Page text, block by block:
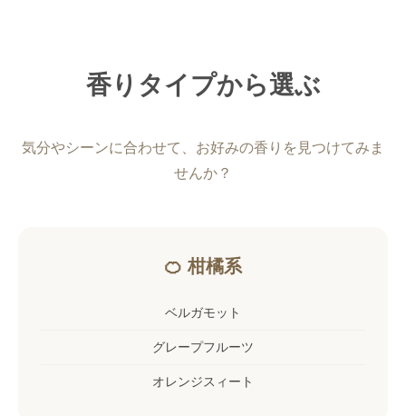
香りタイプから選ぶ
気分やシーンに合わせて、お好みの香りを見つけてみま
せんか？
🍊 柑橘系
ベルガモット
グレープフルーツ
オレンジスィート